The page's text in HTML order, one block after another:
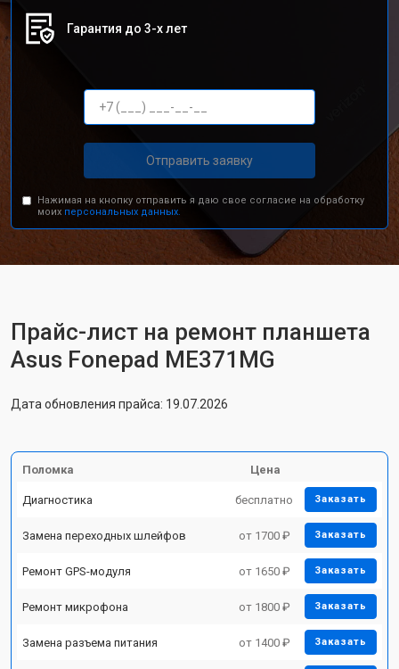
Гарантия до 3-х лет
Отправить заявку
Нажимая на кнопку отправить я даю свое согласие на обработку
моих персональных данных.
Прайс-лист на ремонт планшета
Asus Fonepad ME371MG
Дата обновления прайса: 19.07.2026
Поломка Цена
Диагностика бесплатно Заказать
Замена переходных шлейфов от 1700 ₽ Заказать
Ремонт GPS-модуля от 1650 ₽ Заказать
Ремонт микрофона от 1800 ₽ Заказать
Замена разъема питания от 1400 ₽ Заказать